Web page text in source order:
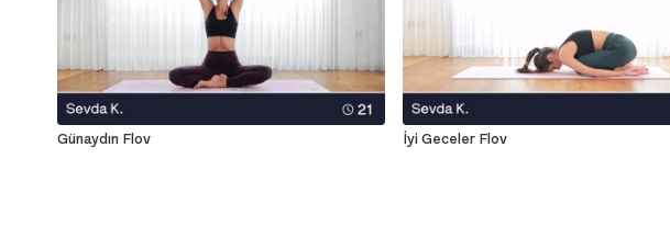
Günaydın Flov İyi Geceler Flov